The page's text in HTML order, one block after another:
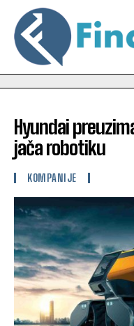
Hyundai
jača robotiku
KOMPANIJE